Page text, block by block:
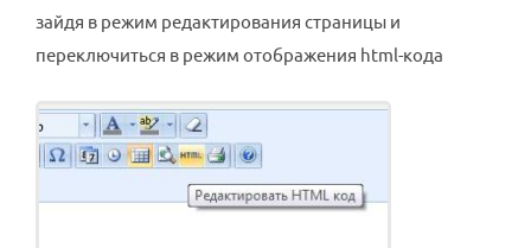
зайдя в режим редактирования страницы и
переключиться в режим отображения html-кода